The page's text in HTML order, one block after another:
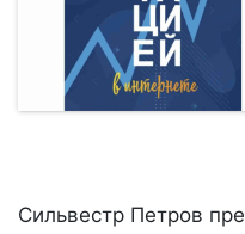
Сильвестр Петров